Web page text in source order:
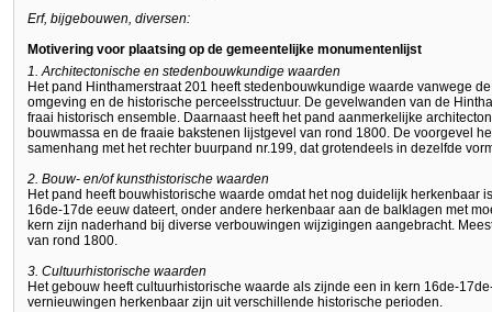
Erf, bijgebouwen, diversen:
Motivering voor plaatsing op de gemeentelijke monumentenlijst
1. Architectonische en stedenbouwkundige waarden
Het pand Hinthamerstraat 201 heeft stedenbouwkundige waarde vanwege
omgeving en de historische perceelsstructuur. De gevelwanden van de
fraai historisch ensemble. Daarnaast heeft het pand aanmerkelijke
bouwmassa en de fraaie bakstenen lijstgevel van rond 1800. De voorgevel
samenhang met het rechter buurpand nr.199, dat grotendeels in dezelfde
2. Bouw- en/of kunsthistorische waarden
Het pand heeft bouwhistorische waarde omdat het nog duidelijk herkenbaar
16de-17de eeuw dateert, onder andere herkenbaar aan de balklagen met
kern zijn naderhand bij diverse verbouwingen wijzigingen aangebracht.
van rond 1800.
3. Cultuurhistorische waarden
Het gebouw heeft cultuurhistorische waarde als zijnde een in kern 16de-
vernieuwingen herkenbaar zijn uit verschillende historische perioden.